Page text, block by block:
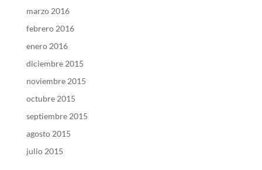
marzo 2016
febrero 2016
enero 2016
diciembre 2015
noviembre 2015
octubre 2015
septiembre 2015
agosto 2015
julio 2015